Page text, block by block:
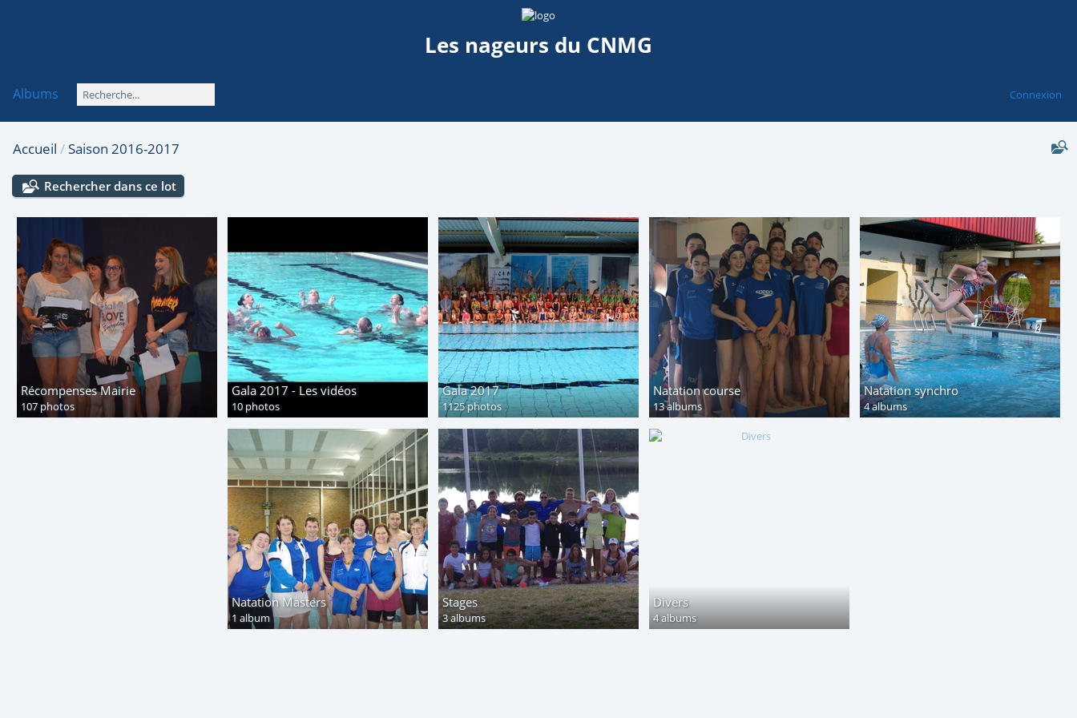
Les nageurs du CNMG
Albums Connexion
Accueil /Saison 2016-2017
Rechercher dans ce lot
Récompenses Mairie
107 photos
Gala 2017 - Les vidéos
10 photos
Gala 2017
1125 photos
Natation course
13 albums
Natation synchro
4 albums
Natation Masters
1 album
Stages
3 albums
Divers
4 albums